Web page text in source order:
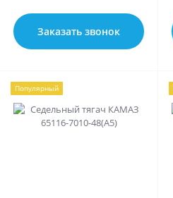
Заказать звонок
Популярный